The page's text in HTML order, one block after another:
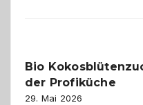
Bio
der Profiküche
29. Mai 2026